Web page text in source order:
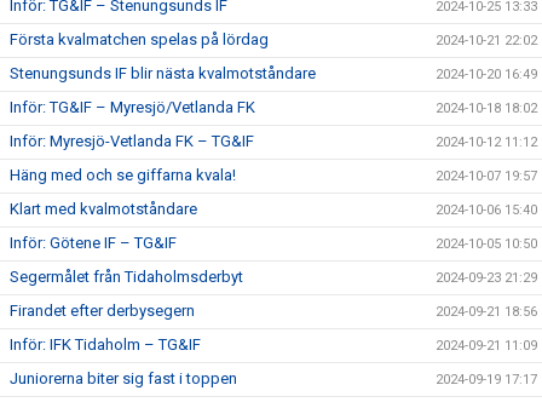
Inför: TG&IF – Stenungsunds IF 2024-10-25 13:33
Första kvalmatchen spelas på lördag 2024-10-21 22:02
Stenungsunds IF blir nästa kvalmotståndare 2024-10-20 16:49
Inför: TG&IF – Myresjö/Vetlanda FK 2024-10-18 18:02
Inför: Myresjö-Vetlanda FK – TG&IF 2024-10-12 11:12
Häng med och se giffarna kvala! 2024-10-07 19:57
Klart med kvalmotståndare 2024-10-06 15:40
Inför: Götene IF – TG&IF 2024-10-05 10:50
Segermålet från Tidaholmsderbyt 2024-09-23 21:29
Firandet efter derbysegern 2024-09-21 18:56
Inför: IFK Tidaholm – TG&IF 2024-09-21 11:09
Juniorerna biter sig fast i toppen 2024-09-19 17:17